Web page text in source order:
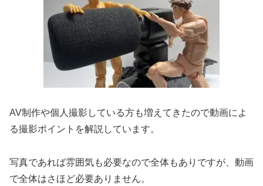
AV制作や個人撮影している方も増えてきたので動画によ
る撮影ポイントを解説しています。
写真であれば雰囲気も必要なので全体もありですが、動画
で全体はさほど必要ありません。